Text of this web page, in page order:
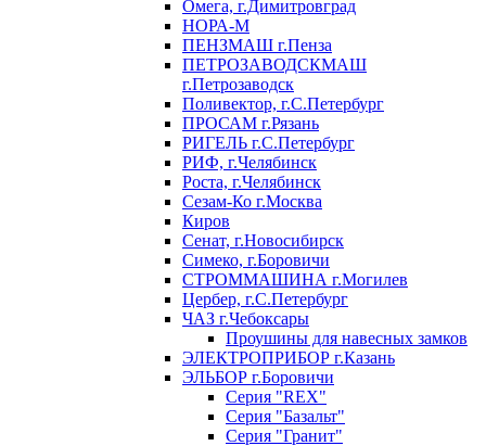
Омега, г.Димитровград
НОРА-М
ПЕНЗМАШ г.Пенза
ПЕТРОЗАВОДСКМАШ
г.Петрозаводск
Поливектор, г.С.Петербург
ПРОСАМ г.Рязань
РИГЕЛЬ г.С.Петербург
РИФ, г.Челябинск
Роста, г.Челябинск
Сезам-Ко г.Москва
Киров
Сенат, г.Новосибирск
Симеко, г.Боровичи
СТРОММАШИНА г.Могилев
Цербер, г.С.Петербург
ЧАЗ г.Чебоксары
Проушины для навесных замков
ЭЛЕКТРОПРИБОР г.Казань
ЭЛЬБОР г.Боровичи
Серия "REX"
Серия "Базальт"
Серия "Гранит"